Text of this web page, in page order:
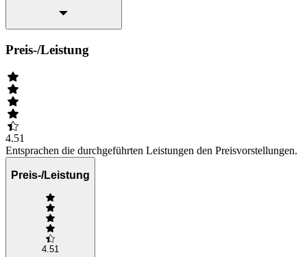
Preis-/Leistung
4.51
Entsprachen die durchgeführten Leistungen den Preisvorstellungen.
Preis-/Leistung
4.51